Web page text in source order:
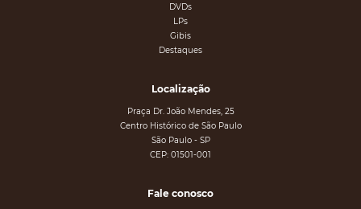
DVDs
LPs
Gibis
Destaques
Localização
Praça Dr. João Mendes, 25
Centro Histórico de São Paulo
São Paulo - SP
CEP: 01501-001
Fale conosco